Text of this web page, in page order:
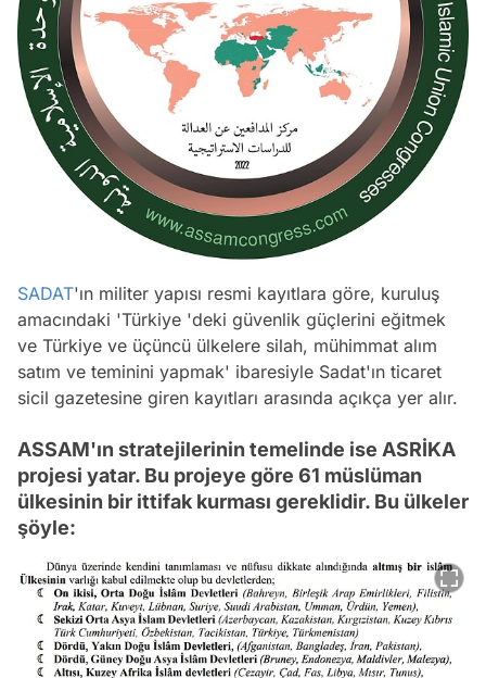
SADAT'ın militer yapısı resmi kayıtlara göre, kuruluş
amacındaki 'Türkiye 'deki güvenlik güçlerini eğitmek
ve Türkiye ve üçüncü ülkelere silah, mühimmat alım
satım ve teminini yapmak' ibaresiyle Sadat'ın ticaret
sicil gazetesine giren kayıtları arasında açıkça yer alır.
ASSAM'ın stratejilerinin temelinde ise ASRİKA
projesi yatar. Bu projeye göre 61 müslüman
ülkesinin bir ittifak kurması gereklidir. Bu ülkeler
şöyle: